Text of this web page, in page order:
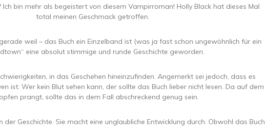
Ich bin mehr als begeistert von diesem Vampirroman! Holly Black hat dieses Mal
total meinen Geschmack getroffen.
weil – das Buch ein Einzelband ist (was ja fast schon ungewöhnlich für ein
eine absolut stimmige und runde Geschichte geworden.
in das Geschehen hineinzufinden. Angemerkt sei jedoch, dass es
ist: Wer kein Blut sehen kann, der sollte das Buch lieber nicht lesen. Da auf dem
prangt, sollte das in dem Fall abschreckend genug sein.
Geschichte. Sie macht eine unglaubliche Entwicklung durch. Obwohl das Buch